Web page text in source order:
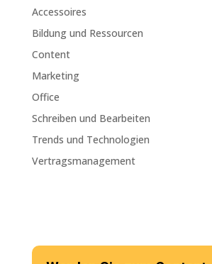
Accessoires
Bildung und Ressourcen
Content
Marketing
Office
Schreiben und Bearbeiten
Trends und Technologien
Vertragsmanagement